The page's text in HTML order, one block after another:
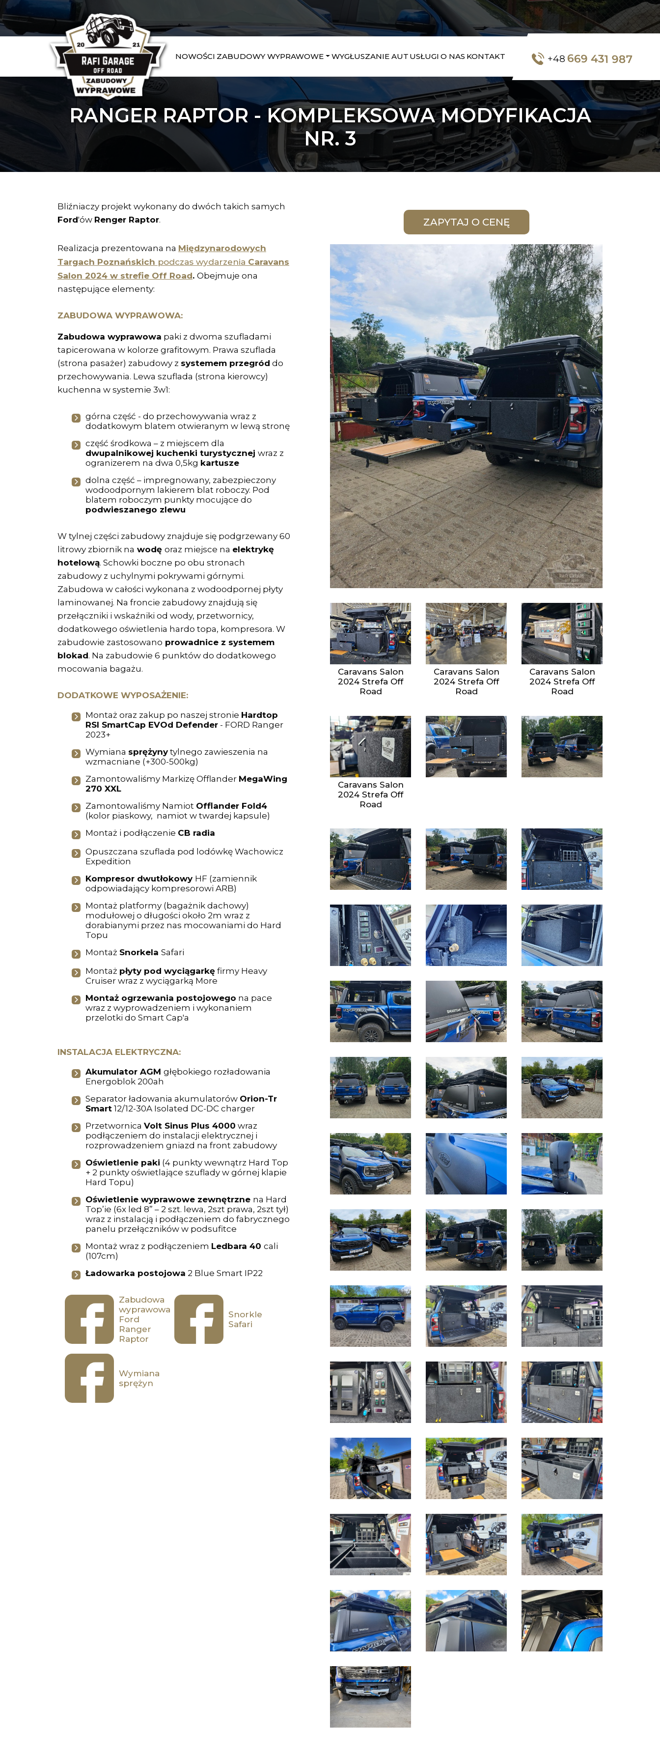
NOWOŚCI ZABUDOWY WYPRAWOWE WYGŁUSZANIE AUT USŁUGI O NAS KONTAKT +48669 431 987
RANGER RAPTOR - KOMPLEKSOWA MODYFIKACJA
NR. 3
Bliźniaczy projekt wykonany do dwóch takich samych
Ford'ów Renger Raptor.
Realizacja prezentowana na Międzynarodowych
Targach Poznańskich podczas wydarzenia Caravans
Salon 2024 w strefie Off Road. Obejmuje ona
następujące elementy:
ZABUDOWA WYPRAWOWA:
Zabudowa wyprawowa paki z dwoma szufladami
tapicerowana w kolorze grafitowym. Prawa szuflada
(strona pasażer) zabudowy z systemem przegród do
przechowywania. Lewa szuflada (strona kierowcy)
kuchenna w systemie 3w1:
górna część - do przechowywania wraz z
dodatkowym blatem otwieranym w lewą stronę
część środkowa – z miejscem dla
dwupalnikowej kuchenki turystycznej wraz z
ogranizerem na dwa 0,5kg kartusze
dolna część – impregnowany, zabezpieczony
wodoodpornym lakierem blat roboczy. Pod
blatem roboczym punkty mocujące do
podwieszanego zlewu
W tylnej części zabudowy znajduje się podgrzewany 60
litrowy zbiornik na wodę oraz miejsce na elektrykę
hotelową. Schowki boczne po obu stronach
zabudowy z uchylnymi pokrywami górnymi.
Zabudowa w całości wykonana z wodoodpornej płyty
laminowanej. Na froncie zabudowy znajdują się
przełączniki i wskaźniki od wody, przetwornicy,
dodatkowego oświetlenia hardo topa, kompresora. W
zabudowie zastosowano prowadnice z systemem
blokad. Na zabudowie 6 punktów do dodatkowego
mocowania bagażu.
DODATKOWE WYPOSAŻENIE:
Montaż oraz zakup po naszej stronie Hardtop
RSI SmartCap EVOd Defender- FORD Ranger
2023+
Wymiana sprężynytylnego zawieszenia na
wzmacniane (+300-500kg)
Zamontowaliśmy Markizę Offlander MegaWing
270 XXL
Zamontowaliśmy Namiot Offlander Fold4
(kolor piaskowy, namiot w twardej kapsule)
Montaż i podłączenie CB radia
Opuszczana szuflada pod lodówkę Wachowicz
Expedition
Kompresor dwutłokowy HF (zamiennik
odpowiadający kompresorowi ARB)
Montaż platformy (bagażnik dachowy)
modułowej o długości około 2m wraz z
dorabianymi przez nas mocowaniami do Hard
Topu
Montaż Snorkela Safari
Montaż płyty pod wyciągarkęfirmy Heavy
Cruiser wraz z wyciągarką More
Montaż ogrzewania postojowego na pace
wraz z wyprowadzeniem i wykonaniem
przelotki do Smart Cap'a
INSTALACJA ELEKTRYCZNA:
Akumulator AGM głębokiego rozładowania
Energoblok 200ah
Separator ładowania akumulatorów Orion-Tr
Smart12/12-30A Isolated DC-DC charger
Przetwornica Volt Sinus Plus 4000 wraz
podłączeniem do instalacji elektrycznej i
rozprowadzeniem gniazd na front zabudowy
Oświetlenie paki (4 punkty wewnątrz Hard Top
+ 2 punkty oświetlające szuflady w górnej klapie
Hard Topu)
Oświetlenie wyprawowe zewnętrzne na Hard
Top’ie (6x led 8” – 2 szt. lewa, 2szt prawa, 2szt tył)
wraz z instalacją i podłączeniem do fabrycznego
panelu przełączników w podsufitce
Montaż wraz z podłączeniem Ledbara 40 cali
(107cm)
Ładowarka postojowa 2 Blue Smart IP22
Zabudowa
wyprawowa
Ford
Ranger
Raptor
Snorkle
Safari
Wymiana
sprężyn
Caravans Salon
2024 Strefa Off
Road
Caravans Salon
2024 Strefa Off
Road
Caravans Salon
2024 Strefa Off
Road
Caravans Salon
2024 Strefa Off
Road